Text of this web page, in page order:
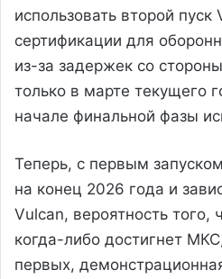
использовать второй пуск
сертификации для
из-за задержек со
только в марте текущего
начале финальной фазы
Теперь, с первым
на конец 2026 года и
Vulcan, вероятность того,
когда-либо достигнет
первых,